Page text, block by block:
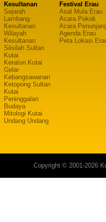
Kesultanan
Sejarah
Lambang
Kesultanan
Wilayah
Kesultanan
Silsilah Sultan
Kutai
Keraton Kutai
Gelar
Kebangsawanan
Ketopong Sultan
Kutai
Peninggalan
Budaya
Mitologi Kutai
Undang Undang
Festival Erau
Asal Mula Erau
Acara Pokok
Acara
Agenda Erau
Peta Lokasi
Copyright © 2001-2026